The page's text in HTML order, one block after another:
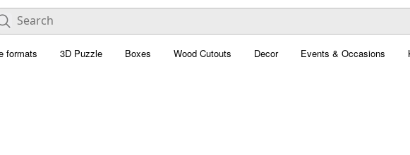
formats 3D Puzzle Boxes Wood Cutouts Decor Events & Occasions